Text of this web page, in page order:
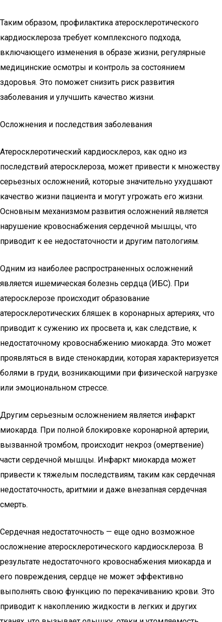
Таким образом, профилактика атеросклеротического
кардиосклероза требует комплексного подхода,
включающего изменения в образе жизни, регулярные
медицинские осмотры и контроль за состоянием
здоровья. Это поможет снизить риск развития
заболевания и улучшить качество жизни.
Осложнения и последствия заболевания
Атеросклеротический кардиосклероз, как одно из
последствий атеросклероза, может привести к множеству
серьезных осложнений, которые значительно ухудшают
качество жизни пациента и могут угрожать его жизни.
Основным механизмом развития осложнений является
нарушение кровоснабжения сердечной мышцы, что
приводит к ее недостаточности и другим патологиям.
Одним из наиболее распространенных осложнений
является ишемическая болезнь сердца (ИБС). При
атеросклерозе происходит образование
атеросклеротических бляшек в коронарных артериях, что
приводит к сужению их просвета и, как следствие, к
недостаточному кровоснабжению миокарда. Это может
проявляться в виде стенокардии, которая характеризуется
болями в груди, возникающими при физической нагрузке
или эмоциональном стрессе.
Другим серьезным осложнением является инфаркт
миокарда. При полной блокировке коронарной артерии,
вызванной тромбом, происходит некроз (омертвение)
части сердечной мышцы. Инфаркт миокарда может
привести к тяжелым последствиям, таким как сердечная
недостаточность, аритмии и даже внезапная сердечная
смерть.
Сердечная недостаточность — еще одно возможное
осложнение атеросклеротического кардиосклероза. В
результате недостаточного кровоснабжения миокарда и
его повреждения, сердце не может эффективно
выполнять свою функцию по перекачиванию крови. Это
приводит к накоплению жидкости в легких и других